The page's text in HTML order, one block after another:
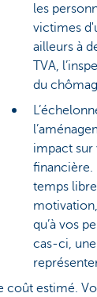
les
victimes
ailleurs à
TVA,
du
impact
financière.
temps
qu’à vos
cas-ci,
coût estimé.